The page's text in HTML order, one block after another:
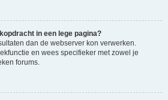
in een lege pagina?
dan de webserver kon verwerken.
en wees specifieker met zowel je
forums.